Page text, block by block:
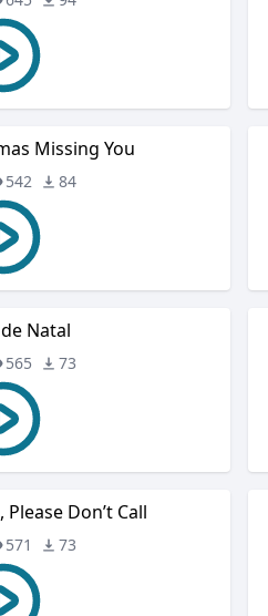
Missing You
542 84
Natal
565 73
Don’t Call
571 73